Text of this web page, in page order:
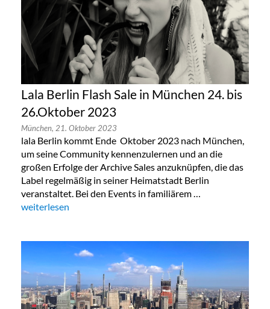
Lala Berlin Flash Sale in München 24. bis
26.Oktober 2023
München, 21. Oktober 2023
lala Berlin kommt Ende Oktober 2023 nach München,
um seine Community kennenzulernen und an die
großen Erfolge der Archive Sales anzuknüpfen, die das
Label regelmäßig in seiner Heimatstadt Berlin
veranstaltet. Bei den Events in familiärem …
„Lala Berlin Flash Sale in München 24. bis 26.Oktober 2023“
weiterlesen